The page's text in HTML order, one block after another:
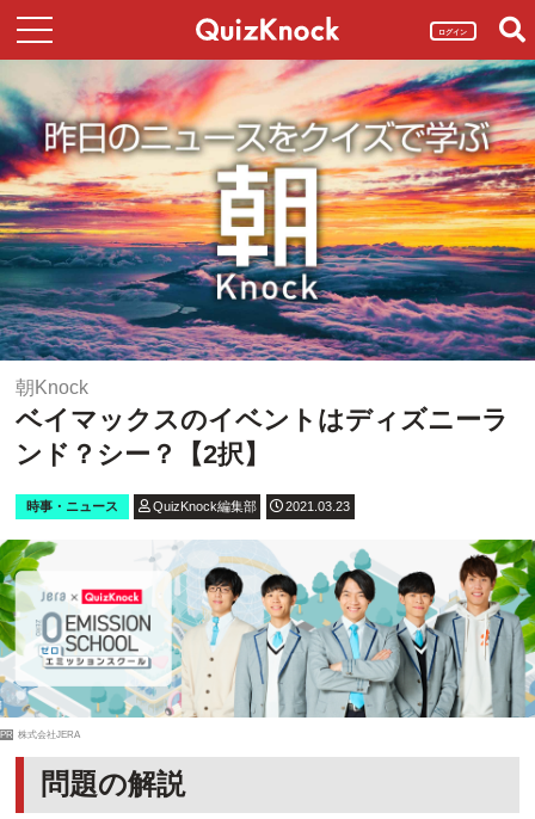
ログイン
朝Knock
ベイマックスのイベントはディズニーラ
ンド？シー？【2択】
時事・ニュース QuizKnock編集部 2021.03.23
PR 株式会社JERA
問題の解説